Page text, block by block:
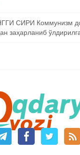
СИРИ Коммунизм
заҳарланиб